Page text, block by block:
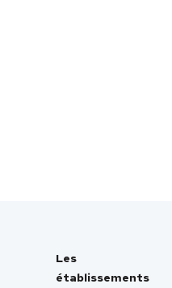
Les
établissements